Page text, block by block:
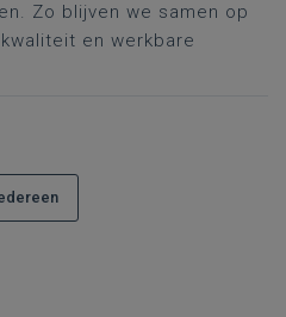
Zo blijven we samen op
en werkbare